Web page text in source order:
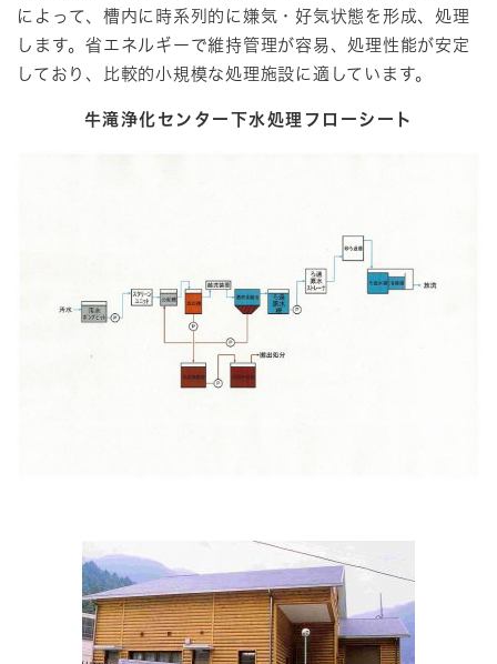
によって、槽内に時系列的に嫌気・好気状態を形成、処理
します。省エネルギーで維持管理が容易、処理性能が安定
しており、比較的小規模な処理施設に適しています。
牛滝浄化センター下水処理フローシート